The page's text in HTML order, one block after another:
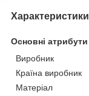
Характеристики
Основні атрибути
Виробник
Країна виробник
Матеріал